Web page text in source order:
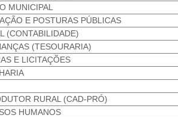
MUNICIPAL
E POSTURAS PÚBLICAS
(CONTABILIDADE)
(TESOURARIA)
E LICITAÇÕES
RURAL (CAD-PRÓ)
HUMANOS